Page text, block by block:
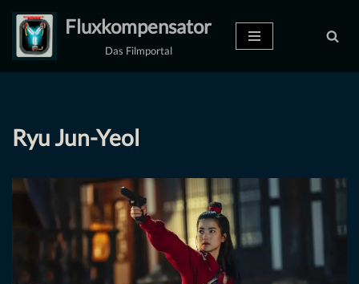
Zum
Inhalt
Fluxkompensator
Das Filmportal
Ryu Jun-Yeol